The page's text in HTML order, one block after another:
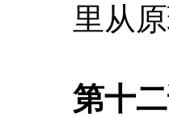
里从
第十